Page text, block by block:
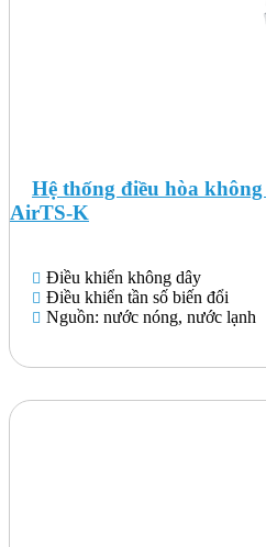
Hệ thống điều hòa
AirTS-K
Điều khiển không dây
Điều khiển tần số biến đổi
Nguồn: nước nóng, nước lạnh